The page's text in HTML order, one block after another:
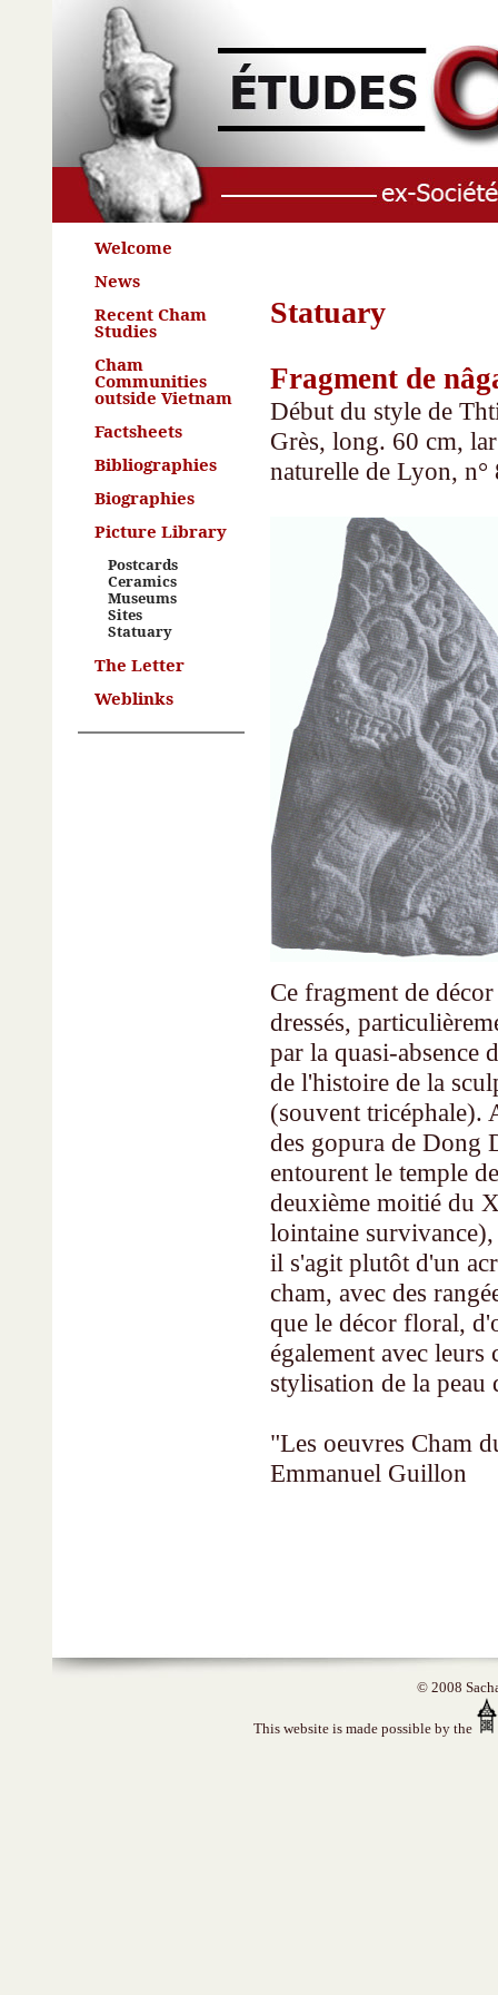
Welcome
News
Recent Cham
Studies
Cham
Communities
outside Vietnam
Factsheets
Bibliographies
Biographies
Picture Library
Postcards
Ceramics
Museums
Sites
Statuary
The Letter
Weblinks
Statuary
Fragment de
Début du style de
Grès, long. 60 cm,
naturelle de Lyon,
Ce fragment de
dressés,
par la quasi-absence
de l'histoire de la
(souvent tricéphale).
des gopura de Dong
entourent le temple
deuxième moitié du
lointaine
il s'agit plutôt d'un
cham, avec des
que le décor floral,
également avec
stylisation de la peau
"Les oeuvres Cham
Emmanuel Guillon
© 2008
This website is made possible by the